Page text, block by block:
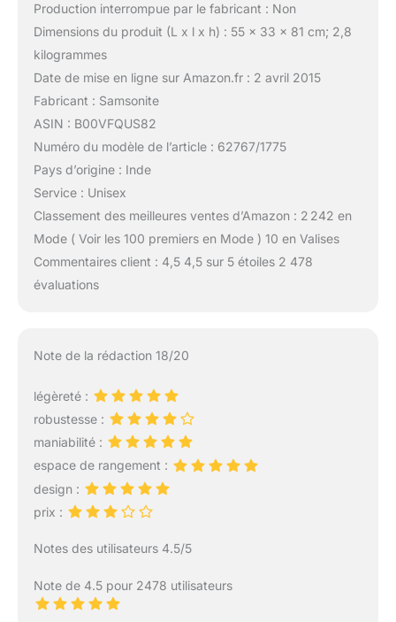
Production interrompue par le fabricant : Non
Dimensions du produit (L x l x h) : 55 x 33 x 81 cm; 2,8
kilogrammes
Date de mise en ligne sur Amazon.fr : 2 avril 2015
Fabricant : Samsonite
ASIN : B00VFQUS82
Numéro du modèle de l’article : 62767/1775
Pays d’origine : Inde
Service : Unisex
Classement des meilleures ventes d’Amazon : 2 242 en
Mode ( Voir les 100 premiers en Mode ) 10 en Valises
Commentaires client : 4,5 4,5 sur 5 étoiles 2 478
évaluations
Note de la rédaction 18/20
légèreté :
robustesse :
maniabilité :
espace de rangement :
design :
prix :
Notes des utilisateurs 4.5/5
Note de 4.5 pour 2478 utilisateurs